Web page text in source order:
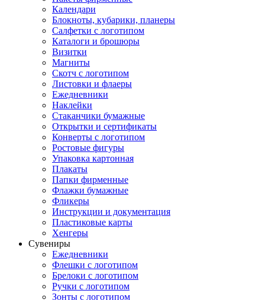
Календари
Блокноты, кубарики, планеры
Салфетки с логотипом
Каталоги и брошюры
Визитки
Магниты
Скотч с логотипом
Листовки и флаеры
Ежедневники
Наклейки
Стаканчики бумажные
Открытки и сертификаты
Конверты с логотипом
Ростовые фигуры
Упаковка картонная
Плакаты
Папки фирменные
Флажки бумажные
Фликеры
Инструкции и документация
Пластиковые карты
Хенгеры
Сувениры
Ежедневники
Флешки с логотипом
Брелоки с логотипом
Ручки с логотипом
Зонты с логотипом